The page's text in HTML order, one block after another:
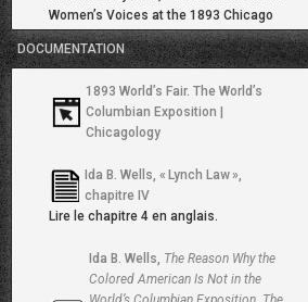
Women’s Voices at the 1893 Chicago
World Fair», inWomen in International and
Universal Exhibitions, 1876–1937
Bravard (dir.), New York : Routledge, 2018.
August Meier
and the Columbian Exposition, 1893
Phylon, vol. 26, n. 4 (4th Qtr., 1965), p. 354-
361, p. 359.
American Colonization Society(ACS)
était une société philanthropique fondée
DOCUMENTATION
1893 World’s Fair. The World’s
Columbian Exposition |
Chicagology
Ida B. Wells, « Lynch Law »,
chapitre IV
Lire le chapitre 4 en anglais.
Ida B. Wells, The Reason Why the
Colored American Is Not in the